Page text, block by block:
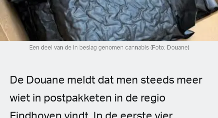
German
French
Czech
Een deel van de in beslag genomen cannabis (Foto: Douane)
De Douane meldt dat men steeds meer
wiet in postpakketen in de regio